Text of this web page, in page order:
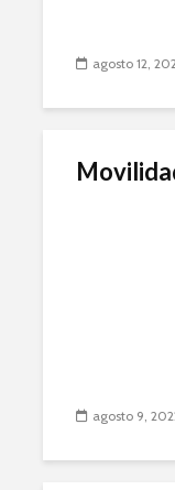
agosto 12,
agosto 9,